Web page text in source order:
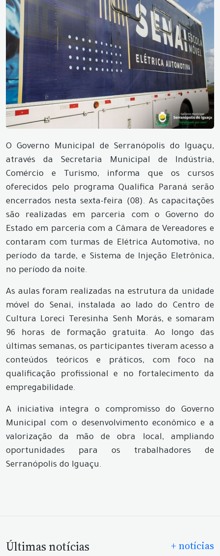
O Governo Municipal de Serranópolis do Iguaçu,
através da Secretaria Municipal de Indústria,
Comércio e Turismo, informa que os cursos
oferecidos pelo programa Qualifica Paraná serão
encerrados nesta sexta-feira (08). As capacitações
são realizadas em parceria com o Governo do
Estado em parceria com a Câmara de Vereadores e
contaram com turmas de Elétrica Automotiva, no
período da tarde, e Sistema de Injeção Eletrônica,
no período da noite.
As aulas foram realizadas na estrutura da unidade
móvel do Senai, instalada ao lado do Centro de
Cultura Loreci Teresinha Senh Morás, e somaram
96 horas de formação gratuita. Ao longo das
últimas semanas, os participantes tiveram acesso a
conteúdos teóricos e práticos, com foco na
qualificação profissional e no fortalecimento da
empregabilidade.
A iniciativa integra o compromisso do Governo
Municipal com o desenvolvimento econômico e a
valorização da mão de obra local, ampliando
oportunidades para os trabalhadores de
Serranópolis do Iguaçu.
Últimas notícias + notícias